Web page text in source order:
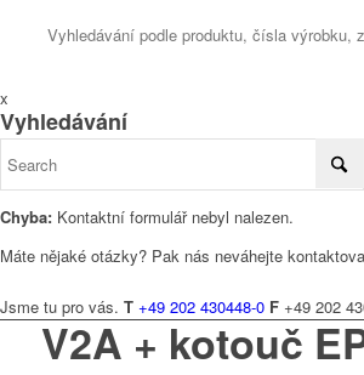
x
Vyhledávání
Chyba: Kontaktní formulář nebyl nalezen.
Máte nějaké otázky? Pak nás neváhejte
Jsme tu pro vás. T +49 202 430448-0 F +49 202
V2A + kotouč